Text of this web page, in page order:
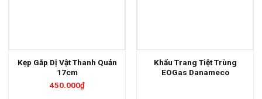
Kẹp Gắp Dị Vật Thanh Quản
17cm
450.000₫
Khẩu Trang Tiệt Trùng
EOGas Danameco